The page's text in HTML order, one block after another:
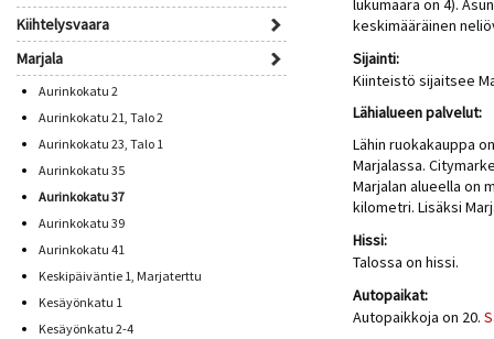
Kiihtelysvaara
Marjala
Aurinkokatu 2
Aurinkokatu 21, Talo 2
Aurinkokatu 23, Talo 1
Aurinkokatu 35
Aurinkokatu 37
Aurinkokatu 39
Aurinkokatu 41
Keskipäiväntie 1, Marjaterttu
Kesäyönkatu 1
Kesäyönkatu 2-4
lukumäärä on 4).
keskimääräinen
Sijainti:
Kiinteistö sijaitsee
Lähialueen palvelut:
Lähin ruokakauppa
Marjalassa.
Marjalan alueella on
kilometri. Lisäksi
Hissi:
Talossa on hissi.
Autopaikat:
Autopaikkoja on 20.